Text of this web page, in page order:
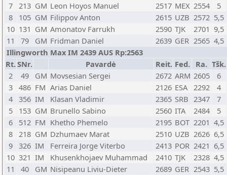
7
213 GM Leon Hoyos Manuel 2517 MEX 2554
5
8
105 GM Filippov Anton 2615 UZB 2572 5,5
10 131 GM Amonatov Farrukh 2590 TJK 2701 9,5
11
79 GM Fridman Daniel 2639 GER 2565 4,5
Illingworth Max IM 2439 AUS Rp:2563
Rt.SNr. Pavardė Reit. Fed. Ra. Tšk.
2
49 GM Movsesian Sergei 2672 ARM 2605
6
3
486 FM Arias Daniel 2126 ESA 2292
4
4
356 IM Klasan Vladimir 2365 SRB 2347
7
5
153 GM Brunello Sabino 2560 ITA 2484
5
6
512 FM Khetho Phemelo 2195 BOT 2201 4,5
8
218 GM Dzhumaev Marat 2510 UZB 2626 6,5
9
326 IM Ferreira Jorge Viterbo 2413 POR 2421 6,5
10 321 IM Khusenkhojaev Muhammad 2410 TJK 2328 4,5
11
40 GM Nisipeanu Liviu-Dieter 2689 GER 2543 5,5